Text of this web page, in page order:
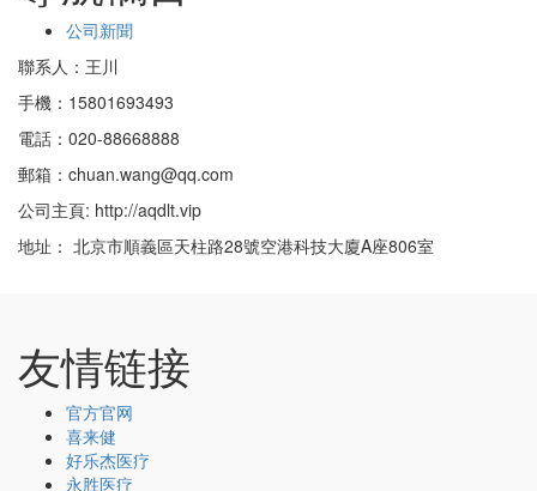
公司新聞
聯系人：王川
手機：15801693493
電話：020-88668888
郵箱：chuan.wang@qq.com
公司主頁: http://aqdlt.vip
地址： 北京市順義區天柱路28號空港科技大廈A座806室
友情链接
官方官网
喜来健
好乐杰医疗
永胜医疗